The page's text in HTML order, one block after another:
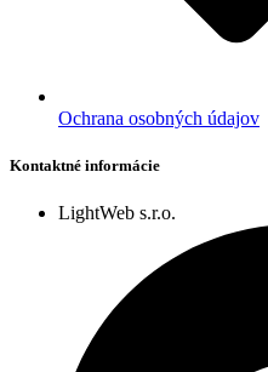
Ochrana osobných údajov
Kontaktné informácie
LightWeb s.r.o.